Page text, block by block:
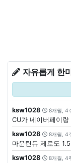
자유롭게 한
ksw1028 8개월, 4
CU가 네이버페이
ksw1028
8개월, 4
마운틴듀 제로도
ksw1028
8개월, 4